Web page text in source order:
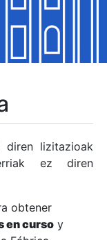
diren lizitazioak
ez diren
obtener
en curso y